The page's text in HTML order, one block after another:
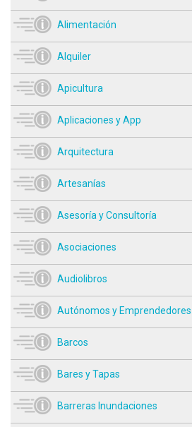
Alimentación
Alquiler
Apicultura
Aplicaciones y App
Arquitectura
Artesanías
Asesoría y Consultoría
Asociaciones
Audiolibros
Autónomos y Emprendedores
Barcos
Bares y Tapas
Barreras Inundaciones